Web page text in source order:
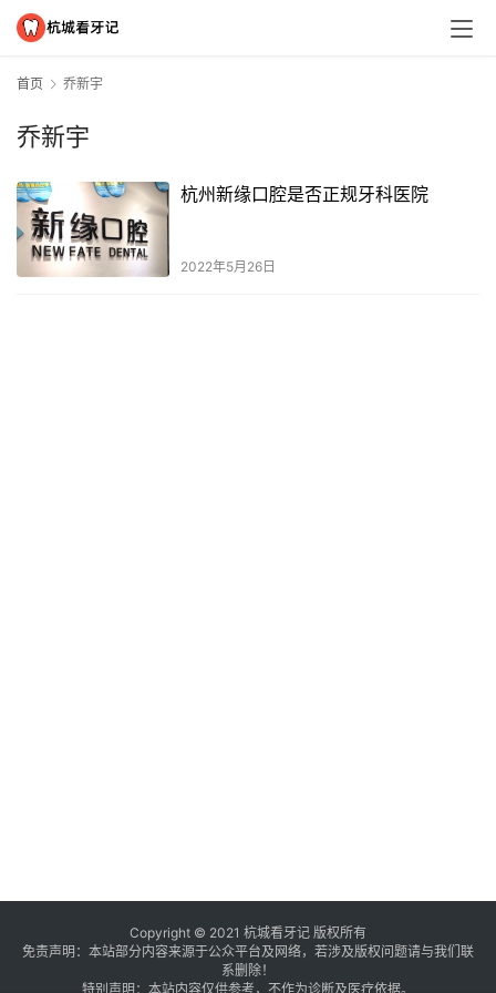
首页 乔新宇
乔新宇
杭州新缘口腔是否正规牙科医院
2022年5月26日
Copyright © 2021 杭城看牙记 版权所有
免责声明：本站部分内容来源于公众平台及网络，若涉及版权问题请与我们联
系删除！
特别声明：本站内容仅供参考，不作为诊断及医疗依据。